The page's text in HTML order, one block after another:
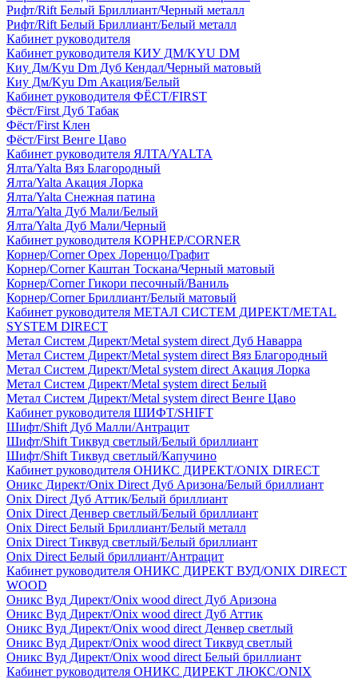
Рифт/Rift Белый Бриллиант/Черный металл
Рифт/Rift Белый Бриллиант/Белый металл
Кабинет руководителя
Кабинет руководителя КИУ ДМ/KYU DM
Киу Дм/Kyu Dm Дуб Кендал/Черный матовый
Киу Дм/Kyu Dm Акация/Белый
Кабинет руководителя ФЁСТ/FIRST
Фёст/First Дуб Табак
Фёст/First Клен
Фёст/First Венге Цаво
Кабинет руководителя ЯЛТА/YALTA
Ялта/Yalta Вяз Благородный
Ялта/Yalta Акация Лорка
Ялта/Yalta Снежная патина
Ялта/Yalta Дуб Мали/Белый
Ялта/Yalta Дуб Мали/Черный
Кабинет руководителя КОРНЕР/CORNER
Корнер/Corner Орех Лоренцо/Графит
Корнер/Corner Каштан Тоскана/Черный матовый
Корнер/Corner Гикори песочный/Ваниль
Корнер/Corner Бриллиант/Белый матовый
Кабинет руководителя МЕТАЛ СИСТЕМ ДИРЕКТ/METAL
SYSTEM DIRECT
Метал Систем Директ/Metal system direct Дуб Наварра
Метал Систем Директ/Metal system direct Вяз Благородный
Метал Систем Директ/Metal system direct Акация Лорка
Метал Систем Директ/Metal system direct Белый
Метал Систем Директ/Metal system direct Венге Цаво
Кабинет руководителя ШИФТ/SHIFT
Шифт/Shift Дуб Малли/Антрацит
Шифт/Shift Тиквуд светлый/Белый бриллиант
Шифт/Shift Тиквуд светлый/Капучино
Кабинет руководителя ОНИКС ДИРЕКТ/ONIX DIRECT
Оникс Директ/Onix Direct Дуб Аризона/Белый бриллиант
Onix Direct Дуб Аттик/Белый бриллиант
Onix Direct Денвер светлый/Белый бриллиант
Onix Direct Белый Бриллиант/Белый металл
Onix Direct Тиквуд светлый/Белый бриллиант
Onix Direct Белый бриллиант/Антрацит
Кабинет руководителя ОНИКС ДИРЕКТ ВУД/ONIX DIRECT
WOOD
Оникс Вуд Директ/Onix wood direct Дуб Аризона
Оникс Вуд Директ/Onix wood direct Дуб Аттик
Оникс Вуд Директ/Onix wood direct Денвер светлый
Оникс Вуд Директ/Onix wood direct Тиквуд светлый
Оникс Вуд Директ/Onix wood direct Белый бриллиант
Кабинет руководителя ОНИКС ДИРЕКТ ЛЮКС/ONIX